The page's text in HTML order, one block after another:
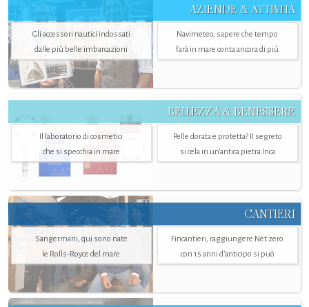
AZIENDE & ATTIVITÀ
Gli accessori nautici indossati
dalle più belle imbarcazioni
Navimeteo, sapere che tempo
farà in mare conta ancora di più
BELLEZZA & BENESSERE
Il laboratorio di cosmetici
che si specchia in mare
Pelle dorata e protetta? Il segreto
si cela in un’antica pietra Inca
CANTIERI
Sangermani, qui sono nate
le Rolls-Royce del mare
Fincantieri, raggiungere Net zero
con 15 anni d'anticipo si può